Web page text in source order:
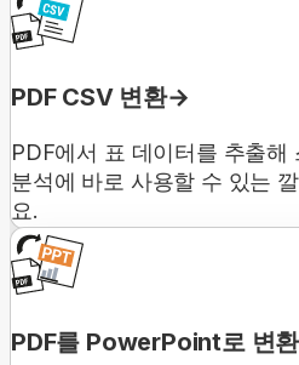
PDF CSV 변환
PDF에서 표 데이터를 추출해
분석에 바로 사용할 수 있는
요.
PDF를 PowerPoint로 변환